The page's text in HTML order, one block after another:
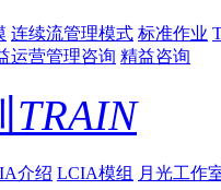
连续流管理模式 标准作业
运营管理咨询 精益咨询
TRAIN
介绍 LCIA模组 月光工作